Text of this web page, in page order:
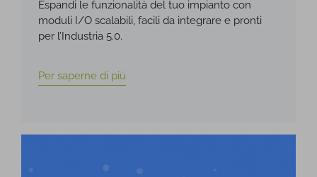
Espandi le funzionalità del tuo impianto con
moduli I/O scalabili, facili da integrare e pronti
per l’Industria 5.0.
Per saperne di più